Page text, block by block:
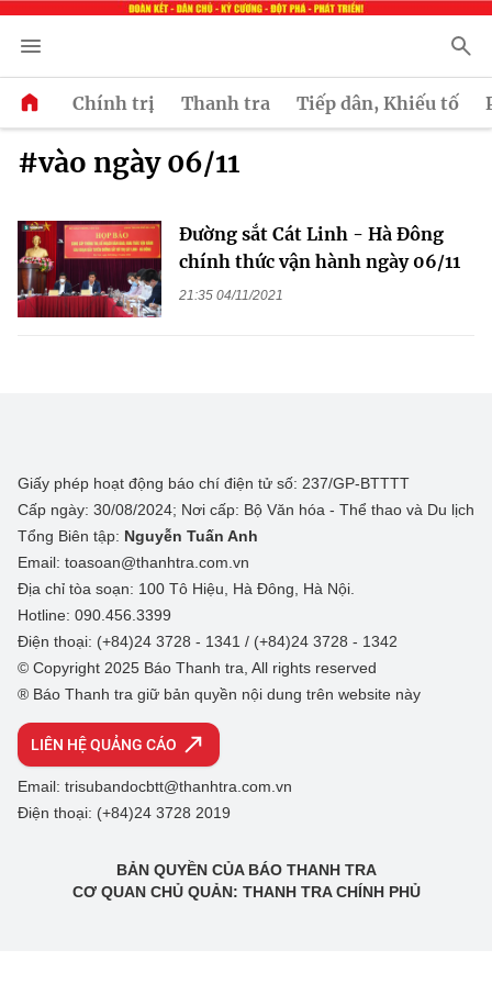
Chính trị Thanh tra Tiếp dân, Khiếu tố
#vào ngày 06/11
Đường sắt Cát Linh - Hà Đông
chính thức vận hành ngày 06/11
21:35 04/11/2021
Giấy phép hoạt động báo chí điện tử số: 237/GP-BTTTT
Cấp ngày: 30/08/2024; Nơi cấp: Bộ Văn hóa - Thể thao và Du lịch
Tổng Biên tập: Nguyễn Tuấn Anh
Email: toasoan@thanhtra.com.vn
Địa chỉ tòa soạn: 100 Tô Hiệu, Hà Đông, Hà Nội.
Hotline: 090.456.3399
Điện thoại: (+84)24 3728 - 1341 / (+84)24 3728 - 1342
© Copyright 2025 Báo Thanh tra, All rights reserved
® Báo Thanh tra giữ bản quyền nội dung trên website này
LIÊN HỆ QUẢNG CÁO
Email: trisubandocbtt@thanhtra.com.vn
Điện thoại: (+84)24 3728 2019
BẢN QUYỀN CỦA BÁO THANH TRA
CƠ QUAN CHỦ QUẢN: THANH TRA CHÍNH PHỦ